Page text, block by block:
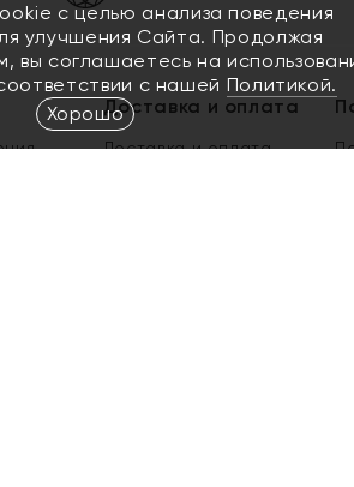
Доставка и оплата
Доставка и оплата
с целью анализа поведения
улучшения Сайта. Продолжая
вы соглашаетесь на
с нашей Политикой.
Хорошо